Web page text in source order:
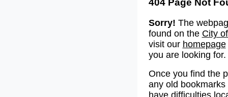
404 Page Not
Sorry! The
found on the City
visit our homepage
you are looking for.
Once you find the
any old
have difficulties